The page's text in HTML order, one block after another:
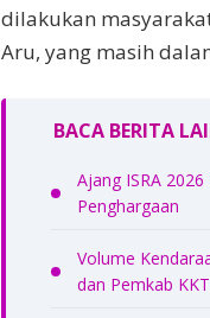
dilakukan
Aru, yang masih
BACA BERITA
Ajang ISRA
Penghargaan
Volume
dan Pemkab